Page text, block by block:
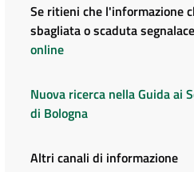
Se ritieni che l'informazione
sbagliata o scaduta
online
Nuova ricerca nella Guida ai
di Bologna
Altri canali di informazione